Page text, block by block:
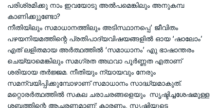
പരിശ്രമിക്കു നാം ഇവയോടു അല്‍പമെങ്കിലും അനുകമ്പ
കാണിക്കുുണ്ടോ?
നീതിയിലും സമാധാനത്തിലും അടിസ്ഥാനപ്പെ’ ജീവിതം
പഴയനിയമത്തിന്റെ പ്രതിപാദ്യവിഷയങ്ങളില്‍ ഓയ ‘ഷാലോം’
എത് ലളിതമായ അര്‍ത്ഥത്തില്‍ ‘സമാധാനം’ എു ഭാഷാന്തരം
ചെയ്യാമെങ്കിലും സമഗ്രത അഥവാ പൂര്‍ണ്ണത എതാണ്
ശരിയായ തര്‍ജ്ജമ. നീതിയും ന്യായവും നേരും
സമന്വയിപ്പിക്കുമ്പോഴാണ് സമാധാനം സാദ്ധ്യമാകുത്.
മറ്റൊരര്‍ത്ഥത്തില്‍ സകല ചരാചരങ്ങളെയും സൃഷ്ടിച്ചശേഷമുള്ള
ശബ്ദത്തിന്റെ ആചരണമാണ്; കാരണം, സൃഷ്ടിയുടെ